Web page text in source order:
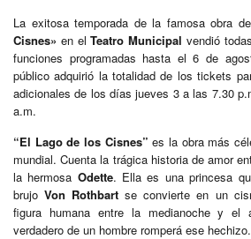
La exitosa temporada de la famosa obra
Cisnes» en elTeatro Municipal vendió
funciones programadas hasta el 6 de
público adquirió la totalidad de los tickets
adicionales de los días jueves 3 a las 7.30
a.m.
“El Lago de los Cisnes” es la obra más
mundial. Cuenta la trágica historia de amor
la hermosa Odette. Ella es una princesa
brujoVon Rothbart se convierte en un
figura humana entre la medianoche y el
verdadero de un hombre romperá ese hechizo.